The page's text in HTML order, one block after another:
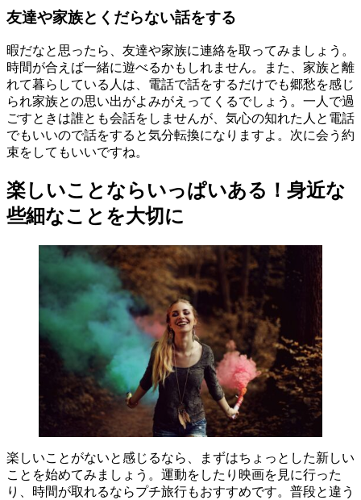
友達や家族とくだらない話をする
暇だなと思ったら、友達や家族に連絡を取ってみましょう。
時間が合えば一緒に遊べるかもしれません。また、家族と離
れて暮らしている人は、電話で話をするだけでも郷愁を感じ
られ家族との思い出がよみがえってくるでしょう。一人で過
ごすときは誰とも会話をしませんが、気心の知れた人と電話
でもいいので話をすると気分転換になりますよ。次に会う約
束をしてもいいですね。
楽しいことならいっぱいある！身近な
些細なことを大切に
楽しいことがないと感じるなら、まずはちょっとした新しい
ことを始めてみましょう。運動をしたり映画を見に行った
り、時間が取れるならプチ旅行もおすすめです。普段と違う